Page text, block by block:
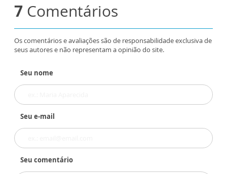
7 Comentários
Os comentários e avaliações são de responsabilidade exclusiva de
seus autores e não representam a opinião do site.
Seu nome
Seu e-mail
Seu comentário